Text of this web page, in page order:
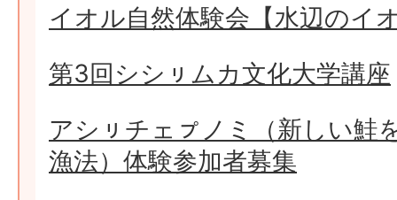
イオル自然体験会【水辺のイ
第3回シシㇼムカ文化大学講座
アシㇼチェㇷ゚ノミ（新しい鮭
漁法）体験参加者募集